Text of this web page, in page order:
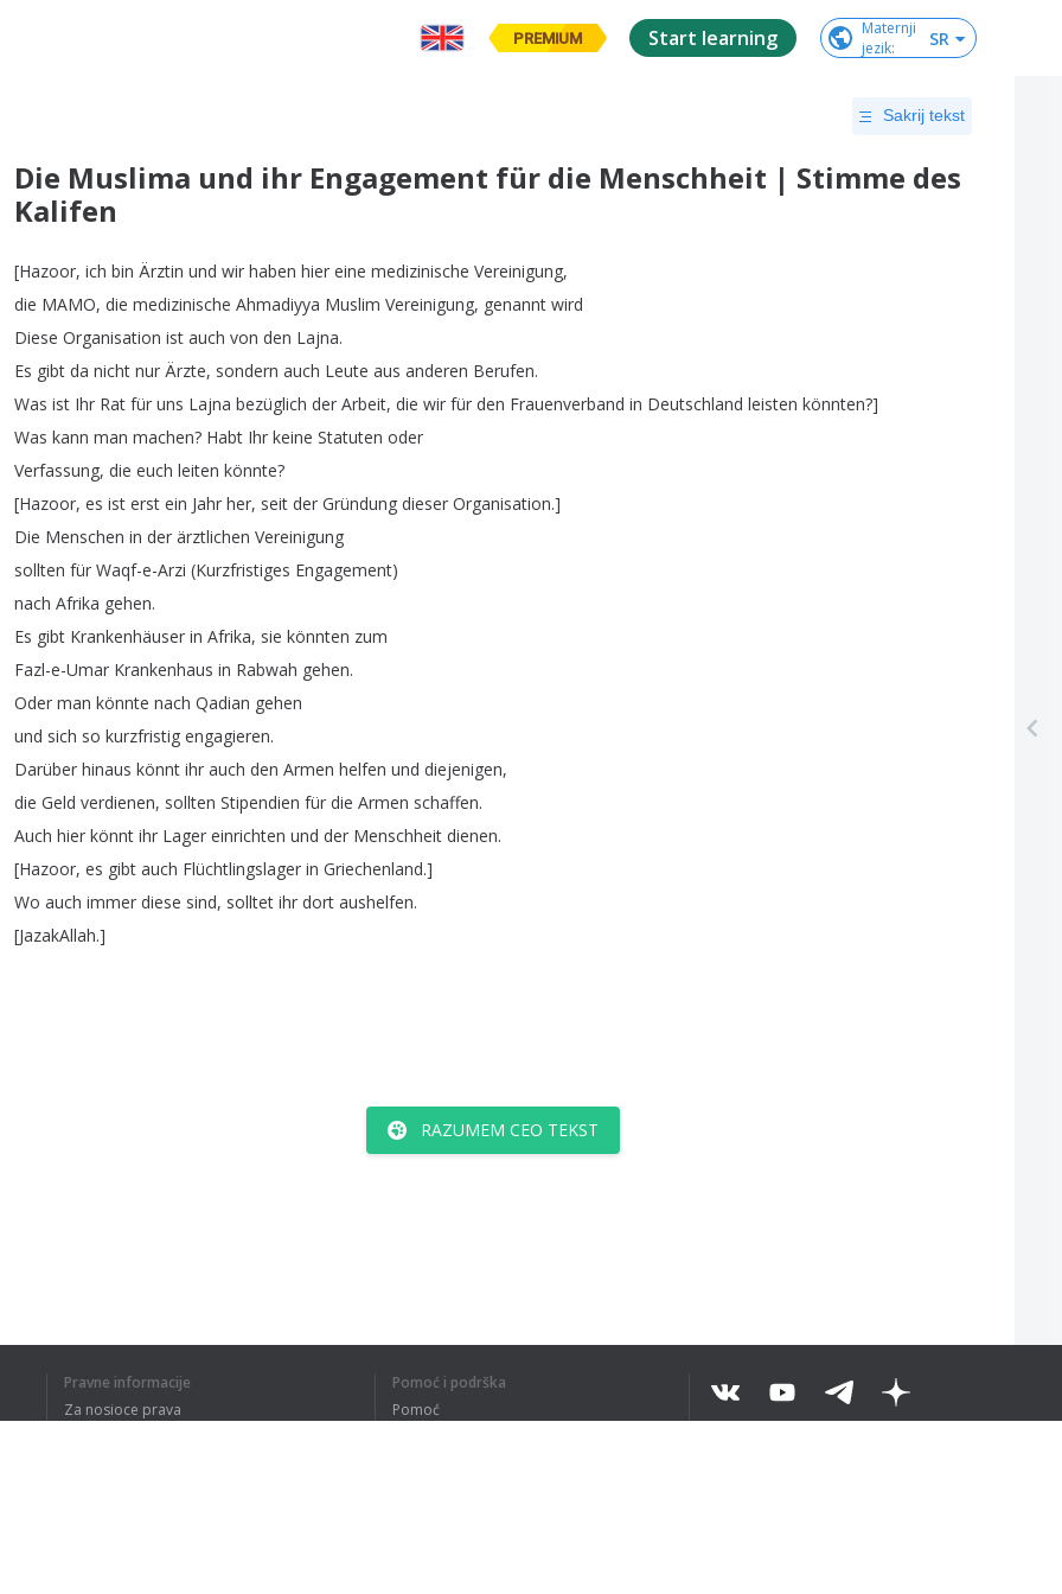
PREMIUM Start learning
Maternji
jezik: SR
Sakrij tekst
Die Muslima und ihr Engagement für die Menschheit | Stimme des
Kalifen
[Hazoor, ich bin Ärztin und wir haben hier eine medizinische Vereinigung,
die MAMO, die medizinische Ahmadiyya Muslim Vereinigung, genannt wird
Diese Organisation ist auch von den Lajna.
Es gibt da nicht nur Ärzte, sondern auch Leute aus anderen Berufen.
Was ist Ihr Rat für uns Lajna bezüglich der Arbeit, die wir für den Frauenverband in Deutschland leisten könnten?]
Was kann man machen? Habt Ihr keine Statuten oder
Verfassung, die euch leiten könnte?
[Hazoor, es ist erst ein Jahr her, seit der Gründung dieser Organisation.]
Die Menschen in der ärztlichen Vereinigung
sollten für Waqf-e-Arzi (Kurzfristiges Engagement)
nach Afrika gehen.
Es gibt Krankenhäuser in Afrika, sie könnten zum
Fazl-e-Umar Krankenhaus in Rabwah gehen.
Oder man könnte nach Qadian gehen
und sich so kurzfristig engagieren.
Darüber hinaus könnt ihr auch den Armen helfen und diejenigen,
die Geld verdienen, sollten Stipendien für die Armen schaffen.
Auch hier könnt ihr Lager einrichten und der Menschheit dienen.
[Hazoor, es gibt auch Flüchtlingslager in Griechenland.]
Wo auch immer diese sind, solltet ihr dort aushelfen.
[JazakAllah.]
RAZUMEM CEO TEKST
Pravne informacije
Za nosioce prava
Pomoć i podrška
Pomoć